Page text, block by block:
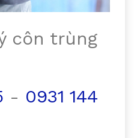
côn trùng
- 0931 144